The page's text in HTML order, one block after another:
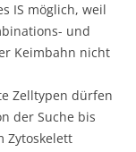
IS möglich, weil
und
Keimbahn nicht
Zelltypen dürfen
der Suche bis
Zytoskelett